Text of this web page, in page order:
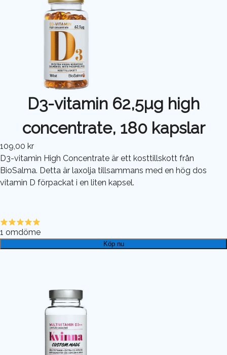
D3-vitamin 62,5µg high
concentrate, 180 kapslar
109,00 kr
D3-vitamin High Concentrate är ett kosttillskott från
BioSalma. Detta är laxolja tillsammans med en hög dos
vitamin D förpackat i en liten kapsel.
1 omdöme
Köp nu